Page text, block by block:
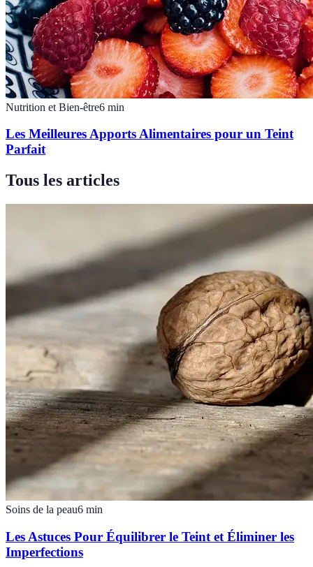
Nutrition et Bien-être6 min
Les Meilleures Apports Alimentaires pour un Teint
Parfait
Tous les articles
Soins de la peau6 min
Les Astuces Pour Équilibrer le Teint et Éliminer les
Imperfections